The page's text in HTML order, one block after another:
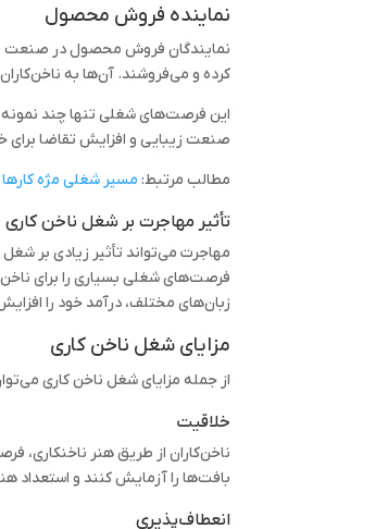
نماینده فروش محصول
نمایندگان فروش محصول در صنعت
کرده و می‌فروشند. آن‌ها به
این فرصت‌های شغلی تنها چند نمونه
صنعت زیبایی و افزایش تقاضا
مطالب مرتبط: مسیر شغلی مژه
تأثیر مهاجرت بر شغل ناخن کاری
مهاجرت می‌تواند تأثیر زیادی بر شغل
فرصت‌های شغلی بسیاری را برای
زبان‌های مختلف، درآمد خود را
مزایای شغل ناخن کاری
از جمله مزایای شغل ناخن کاری
خلاقیت
ناخن‌کاران از طریق هنر ناخنکاری،
بافت‌ها را آزمایش کنند و استعداد
انعطاف‌پذیری